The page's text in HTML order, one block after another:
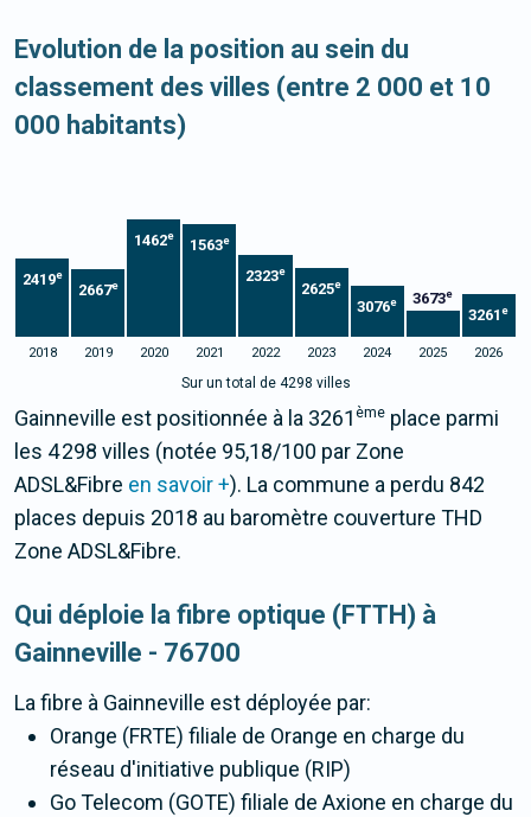
Evolution de la position au sein du
classement des villes (entre 2 000 et 10
000 habitants)
2419e
2667e
1462e
1563e
2323e
2625e
3076e 3673e
3261e
2018 2019 2020 2021 2022 2023 2024 2025 2026
Sur un total de 4298 villes
Gainneville est positionnée à la 3261 ème place parmi
les 4 298 villes (notée 95,18/100 par Zone
ADSL&Fibre en savoir +). La commune a perdu 842
places depuis 2018 au baromètre couverture THD
Zone ADSL&Fibre.
Qui déploie la fibre optique (FTTH) à
Gainneville - 76700
La fibre à Gainneville est déployée par:
Orange (FRTE) filiale de Orange en charge du
réseau d'initiative publique (RIP)
Go Telecom (GOTE) filiale de Axione en charge du